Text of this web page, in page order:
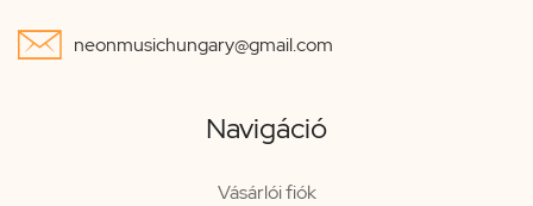
 neonmusichungary@gmail.com
Navigáció
Vásárlói fiók